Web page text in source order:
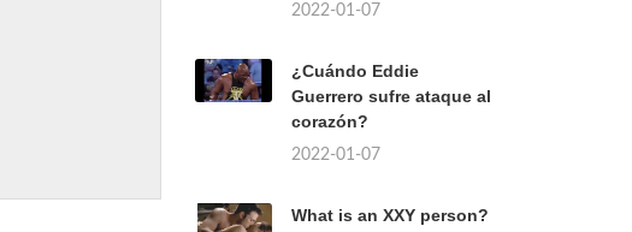
2022-01-07
¿Cuándo Eddie
Guerrero sufre ataque al
corazón?
2022-01-07
What is an XXY person?